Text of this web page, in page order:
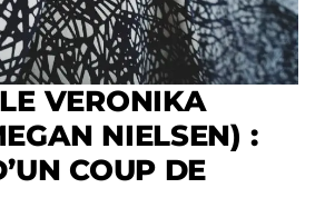
VERONIKA
NIELSEN) :
COUP DE